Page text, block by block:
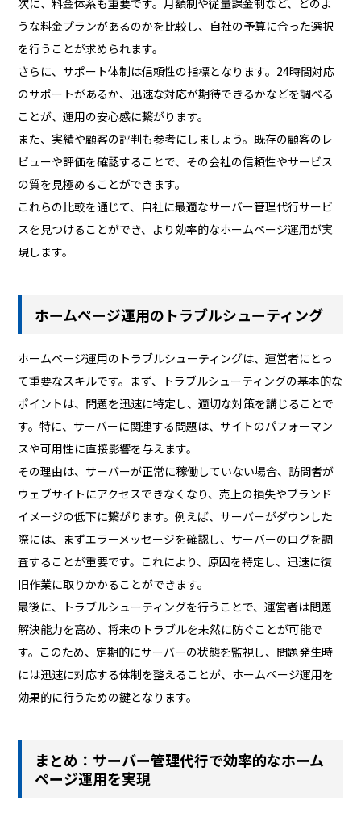
うな料金プランがあるのかを比較し、自社の予算に合った選択
を行うことが求められます。
さらに、サポート体制は信頼性の指標となります。24時間対応
のサポートがあるか、迅速な対応が期待できるかなどを調べる
ことが、運用の安心感に繋がります。
また、実績や顧客の評判も参考にしましょう。既存の顧客のレ
ビューや評価を確認することで、その会社の信頼性やサービス
の質を見極めることができます。
これらの比較を通じて、自社に最適なサーバー管理代行サービ
スを見つけることができ、より効率的なホームページ運用が実
現します。
ホームページ運用のトラブルシューティング
ホームページ運用のトラブルシューティングは、運営者にとっ
て重要なスキルです。まず、トラブルシューティングの基本的な
ポイントは、問題を迅速に特定し、適切な対策を講じることで
す。特に、サーバーに関連する問題は、サイトのパフォーマン
スや可用性に直接影響を与えます。
その理由は、サーバーが正常に稼働していない場合、訪問者が
ウェブサイトにアクセスできなくなり、売上の損失やブランド
イメージの低下に繋がります。例えば、サーバーがダウンした
際には、まずエラーメッセージを確認し、サーバーのログを調
査することが重要です。これにより、原因を特定し、迅速に復
旧作業に取りかかることができます。
最後に、トラブルシューティングを行うことで、運営者は問題
解決能力を高め、将来のトラブルを未然に防ぐことが可能で
す。このため、定期的にサーバーの状態を監視し、問題発生時
には迅速に対応する体制を整えることが、ホームページ運用を
効果的に行うための鍵となります。
まとめ：サーバー管理代行で効率的なホーム
ページ運用を実現